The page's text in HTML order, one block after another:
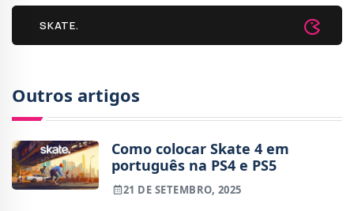
SKATE.
Outros artigos
Como colocar Skate 4 em
português na PS4 e PS5
21 DE SETEMBRO, 2025